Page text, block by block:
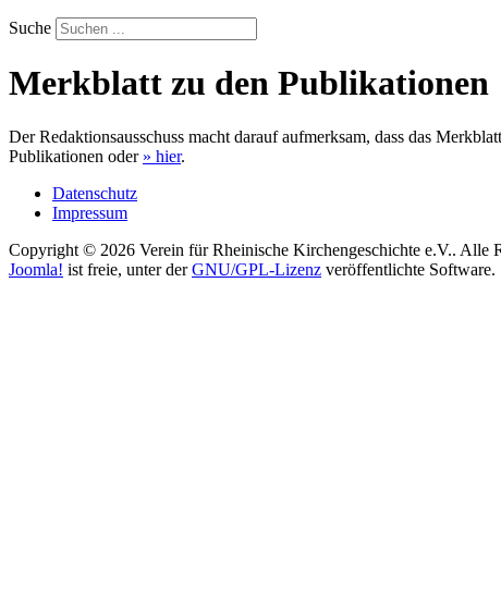
Suche
Merkblatt zu den Publikationen
Der Redaktionsausschuss macht darauf aufmerksam, dass das
Publikationen oder » hier.
Datenschutz
Impressum
Copyright © 2026 Verein für Rheinische Kirchengeschichte e.V.. Alle
Joomla! ist freie, unter derGNU/GPL-Lizenz veröffentlichte Software.